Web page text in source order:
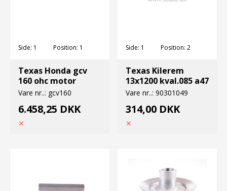
Side: 1 Position: 1
Texas Honda gcv
160 ohc motor
Vare nr..: gcv160
6.458,25 DKK
Side: 1 Position: 2
Texas Kilerem
13x1200 kval.085 a47
Vare nr..: 90301049
314,00 DKK